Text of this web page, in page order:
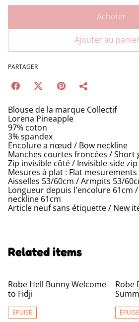
Acheter
Ajouter au panier
PARTAGER
Blouse de la marque Collectif
Lorena Pineapple
97% coton
3% spandex
Encolure a nœud / Bow neckline
Manches courtes froncées / Short
Zip invisible côté / Invisible side zip
Mesures à plat : Flat mesurements
Aisselles 53/60cm / Armpits 53/
Longueur depuis l'encolure 61cm
neckline 61cm
Article neuf sans étiquette / New
Related items
Robe Hell Bunny Welcome
to Fidji
ÉPUISÉ
Robe
ÉPUISÉ